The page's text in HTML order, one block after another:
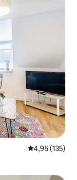
4,95 de uma
4,95 (135)